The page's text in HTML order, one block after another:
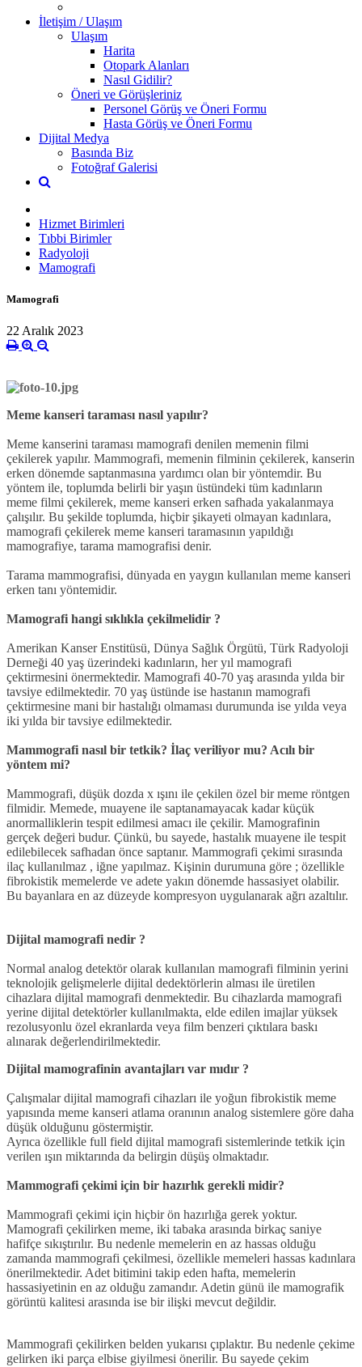
İletişim / Ulaşım
Ulaşım
Harita
Otopark Alanları
Nasıl Gidilir?
Öneri ve Görüşleriniz
Personel Görüş ve Öneri Formu
Hasta Görüş ve Öneri Formu
Dijital Medya
Basında Biz
Fotoğraf Galerisi
Hizmet Birimleri
Tıbbi Birimler
Radyoloji
Mamografi
Mamografi
22 Aralık 2023
Meme kanseri taraması nasıl yapılır?
Meme kanserini taraması mamografi denilen memenin filmi
çekilerek yapılır. Mammografi, memenin filminin çekilerek, kanserin
erken dönemde saptanmasına yardımcı olan bir yöntemdir. Bu
yöntem ile, toplumda belirli bir yaşın üstündeki tüm kadınların
meme filmi çekilerek, meme kanseri erken safhada yakalanmaya
çalışılır. Bu şekilde toplumda, hiçbir şikayeti olmayan kadınlara,
mamografi çekilerek meme kanseri taramasının yapıldığı
mamografiye, tarama mamografisi denir.
Tarama mammografisi, dünyada en yaygın kullanılan meme kanseri
erken tanı yöntemidir.
Mamografi hangi sıklıkla çekilmelidir ?
Amerikan Kanser Enstitüsü, Dünya Sağlık Örgütü, Türk Radyoloji
Derneği 40 yaş üzerindeki kadınların, her yıl mamografi
çektirmesini önermektedir. Mamografi 40-70 yaş arasında yılda bir
tavsiye edilmektedir. 70 yaş üstünde ise hastanın mamografi
çektirmesine mani bir hastalığı olmaması durumunda ise yılda veya
iki yılda bir tavsiye edilmektedir.
Mammografi nasıl bir tetkik? İlaç veriliyor mu? Acılı bir
yöntem mi?
Mammografi, düşük dozda x ışını ile çekilen özel bir meme röntgen
filmidir. Memede, muayene ile saptanamayacak kadar küçük
anormalliklerin tespit edilmesi amacı ile çekilir. Mamografinin
gerçek değeri budur. Çünkü, bu sayede, hastalık muayene ile tespit
edilebilecek safhadan önce saptanır. Mammografi çekimi sırasında
ilaç kullanılmaz , iğne yapılmaz. Kişinin durumuna göre ; özellikle
fibrokistik memelerde ve adete yakın dönemde hassasiyet olabilir.
Bu bayanlara en az düzeyde kompresyon uygulanarak ağrı azaltılır.
Dijital mamografi nedir ?
Normal analog detektör olarak kullanılan mamografi filminin yerini
teknolojik gelişmelerle dijital dedektörlerin alması ile üretilen
cihazlara dijital mamografi denmektedir. Bu cihazlarda mamografi
yerine dijital detektörler kullanılmakta, elde edilen imajlar yüksek
rezolusyonlu özel ekranlarda veya film benzeri çıktılara baskı
alınarak değerlendirilmektedir.
Dijital mamografinin avantajları var mıdır ?
Çalışmalar dijital mamografi cihazları ile yoğun fibrokistik meme
yapısında meme kanseri atlama oranının analog sistemlere göre daha
düşük olduğunu göstermiştir.
Ayrıca özellikle full field dijital mamografi sistemlerinde tetkik için
verilen ışın miktarında da belirgin düşüş olmaktadır.
Mammografi çekimi için bir hazırlık gerekli midir?
Mammografi çekimi için hiçbir ön hazırlığa gerek yoktur.
Mamografi çekilirken meme, iki tabaka arasında birkaç saniye
hafifçe sıkıştırılır. Bu nedenle memelerin en az hassas olduğu
zamanda mammografi çekilmesi, özellikle memeleri hassas kadınlara
önerilmektedir. Adet bitimini takip eden hafta, memelerin
hassasiyetinin en az olduğu zamandır. Adetin günü ile mamografik
görüntü kalitesi arasında ise bir ilişki mevcut değildir.
Mammografi çekilirken belden yukarısı çıplaktır. Bu nedenle çekime
gelirken iki parça elbise giyilmesi önerilir. Bu sayede çekim